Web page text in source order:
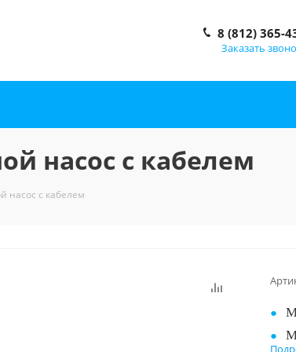
8 (812) 365-
Заказать
насос с кабелем
насос с кабелем